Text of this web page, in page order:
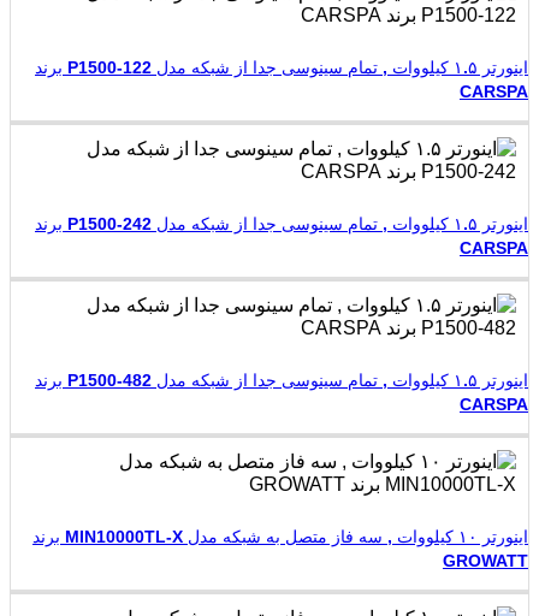
اینورتر ۱.۵ کیلووات , تمام سینوسی جدا از شبکه مدل P1500-122 برند
CARSPA
اینورتر ۱.۵ کیلووات , تمام سینوسی جدا از شبکه مدل P1500-242 برند
CARSPA
اینورتر ۱.۵ کیلووات , تمام سینوسی جدا از شبکه مدل P1500-482 برند
CARSPA
اینورتر ۱۰ کیلووات , سه فاز متصل به شبکه مدل MIN10000TL-X برند
GROWATT